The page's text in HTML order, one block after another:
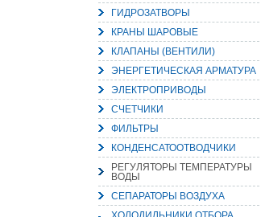
ГИДРОЗАТВОРЫ
КРАНЫ ШАРОВЫЕ
КЛАПАНЫ (ВЕНТИЛИ)
ЭНЕРГЕТИЧЕСКАЯ АРМАТУРА
ЭЛЕКТРОПРИВОДЫ
СЧЕТЧИКИ
ФИЛЬТРЫ
КОНДЕНСАТООТВОДЧИКИ
РЕГУЛЯТОРЫ ТЕМПЕРАТУРЫ
ВОДЫ
СЕПАРАТОРЫ ВОЗДУХА